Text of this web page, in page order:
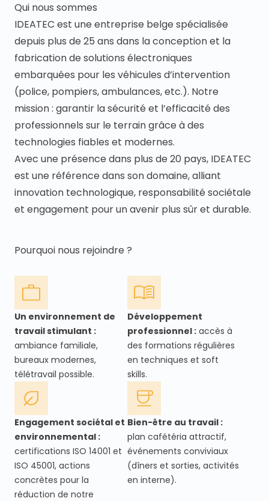
Qui nous sommes
IDEATEC est une entreprise belge spécialisée
depuis plus de 25 ans dans la conception et la
fabrication de solutions électroniques
embarquées pour les véhicules d’intervention
(police, pompiers, ambulances, etc.). Notre
mission : garantir la sécurité et l’efficacité des
professionnels sur le terrain grâce à des
technologies fiables et modernes.
Avec une présence dans plus de 20 pays, IDEATEC
est une référence dans son domaine, alliant
innovation technologique, responsabilité sociétale
et engagement pour un avenir plus sûr et durable.
Pourquoi nous rejoindre ?
Un environnement de
travail stimulant :
ambiance familiale,
bureaux modernes,
télétravail possible.
Développement
professionnel : accès à
des formations régulières
en techniques et soft
skills.
Engagement sociétal et
environnemental :
certifications ISO 14001 et
ISO 45001, actions
concrètes pour la
réduction de notre
Bien-être au travail :
plan cafétéria attractif,
événements conviviaux
(dîners et sorties, activités
en interne).